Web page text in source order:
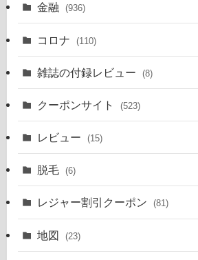
金融 (936)
コロナ (110)
雑誌の付録レビュー (8)
クーポンサイト (523)
レビュー (15)
脱毛 (6)
レジャー割引クーポン (81)
地図 (23)